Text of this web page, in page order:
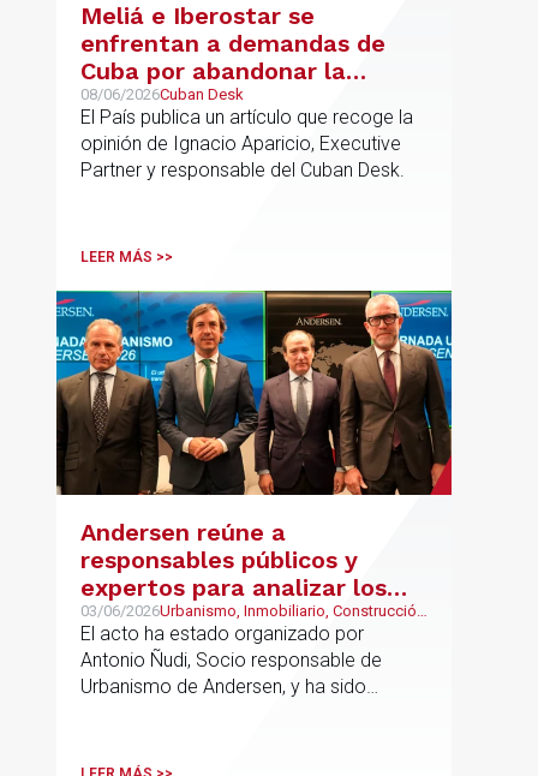
Meliá e Iberostar se
enfrentan a demandas de
Cuba por abandonar la
gestión de los hoteles
08/06/2026Cuban Desk
El País publica un artículo que recoge la
opinión de Ignacio Aparicio, Executive
Partner y responsable del Cuban Desk.
LEER MÁS >>
Andersen reúne a
responsables públicos y
expertos para analizar los
retos del urbanismo en
España
03/06/2026Urbanismo, Inmobiliario, Construcción
y Urbanismo
El acto ha estado organizado por
Antonio Ñudi, Socio responsable de
Urbanismo de Andersen, y ha sido
y Movilidad del Ayuntamiento de Madrid